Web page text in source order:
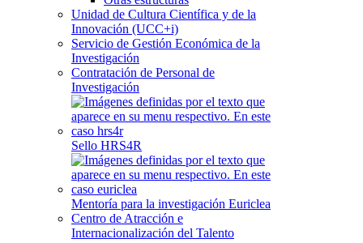
Unidad de Cultura Científica y de la
Innovación (UCC+i)
Servicio de Gestión Económica de la
Investigación
Contratación de Personal de
Investigación
Sello HRS4R
Mentoría para la investigación Euriclea
Centro de Atracción e
Internacionalización del Talento